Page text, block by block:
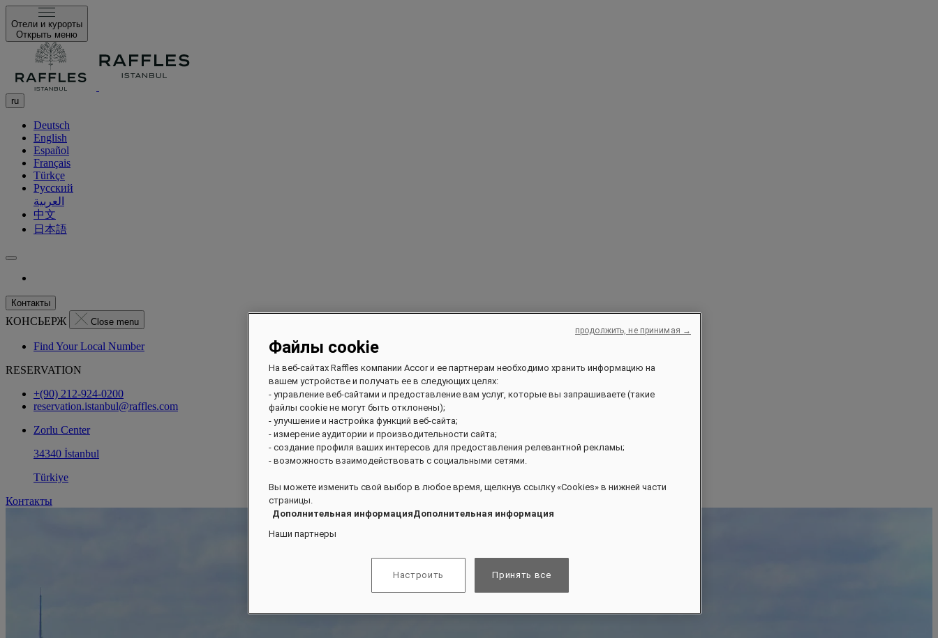
Отели и курорты
Открыть меню
ru
Deutsch
English
Español
Français
Türkçe
Русский
العربية
中文
日本語
Контакты
КОНСЬЕРЖ Close menu
Find Your Local Number
RESERVATION
+(90) 212-924-0200
reservation.istanbul@raffles.com
Zorlu Center
34340 İstanbul
Türkiye
Контакты
Файлы cookie
На веб-сайтах Raffles компании Accor и ее партнерам необходимо хранить информацию на
вашем устройстве и получать ее в следующих целях:
- управление веб-сайтами и предоставление вам услуг, которые вы запрашиваете (такие
файлы cookie не могут быть отклонены);
- улучшение и настройка функций веб-сайта;
- измерение аудитории и производительности сайта;
- создание профиля ваших интересов для предоставления релевантной рекламы;
- возможность взаимодействовать с социальными сетями.
Вы можете изменить свой выбор в любое время, щелкнув ссылку «Cookies» в нижней части
страницы.
Дополнительная информацияДополнительная информация
Наши партнеры
Настроить Принять все
продолжить, не принимая →